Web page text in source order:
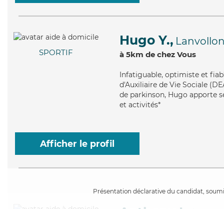
SPORTIF
Hugo Y., Lanvollon
à 5km de chez Vous
Infatiguable, optimiste et
d'Auxiliaire de Vie Sociale
de parkinson, Hugo apporte
et activités*
Afficher le profil
Présentation déclarative du candidat,